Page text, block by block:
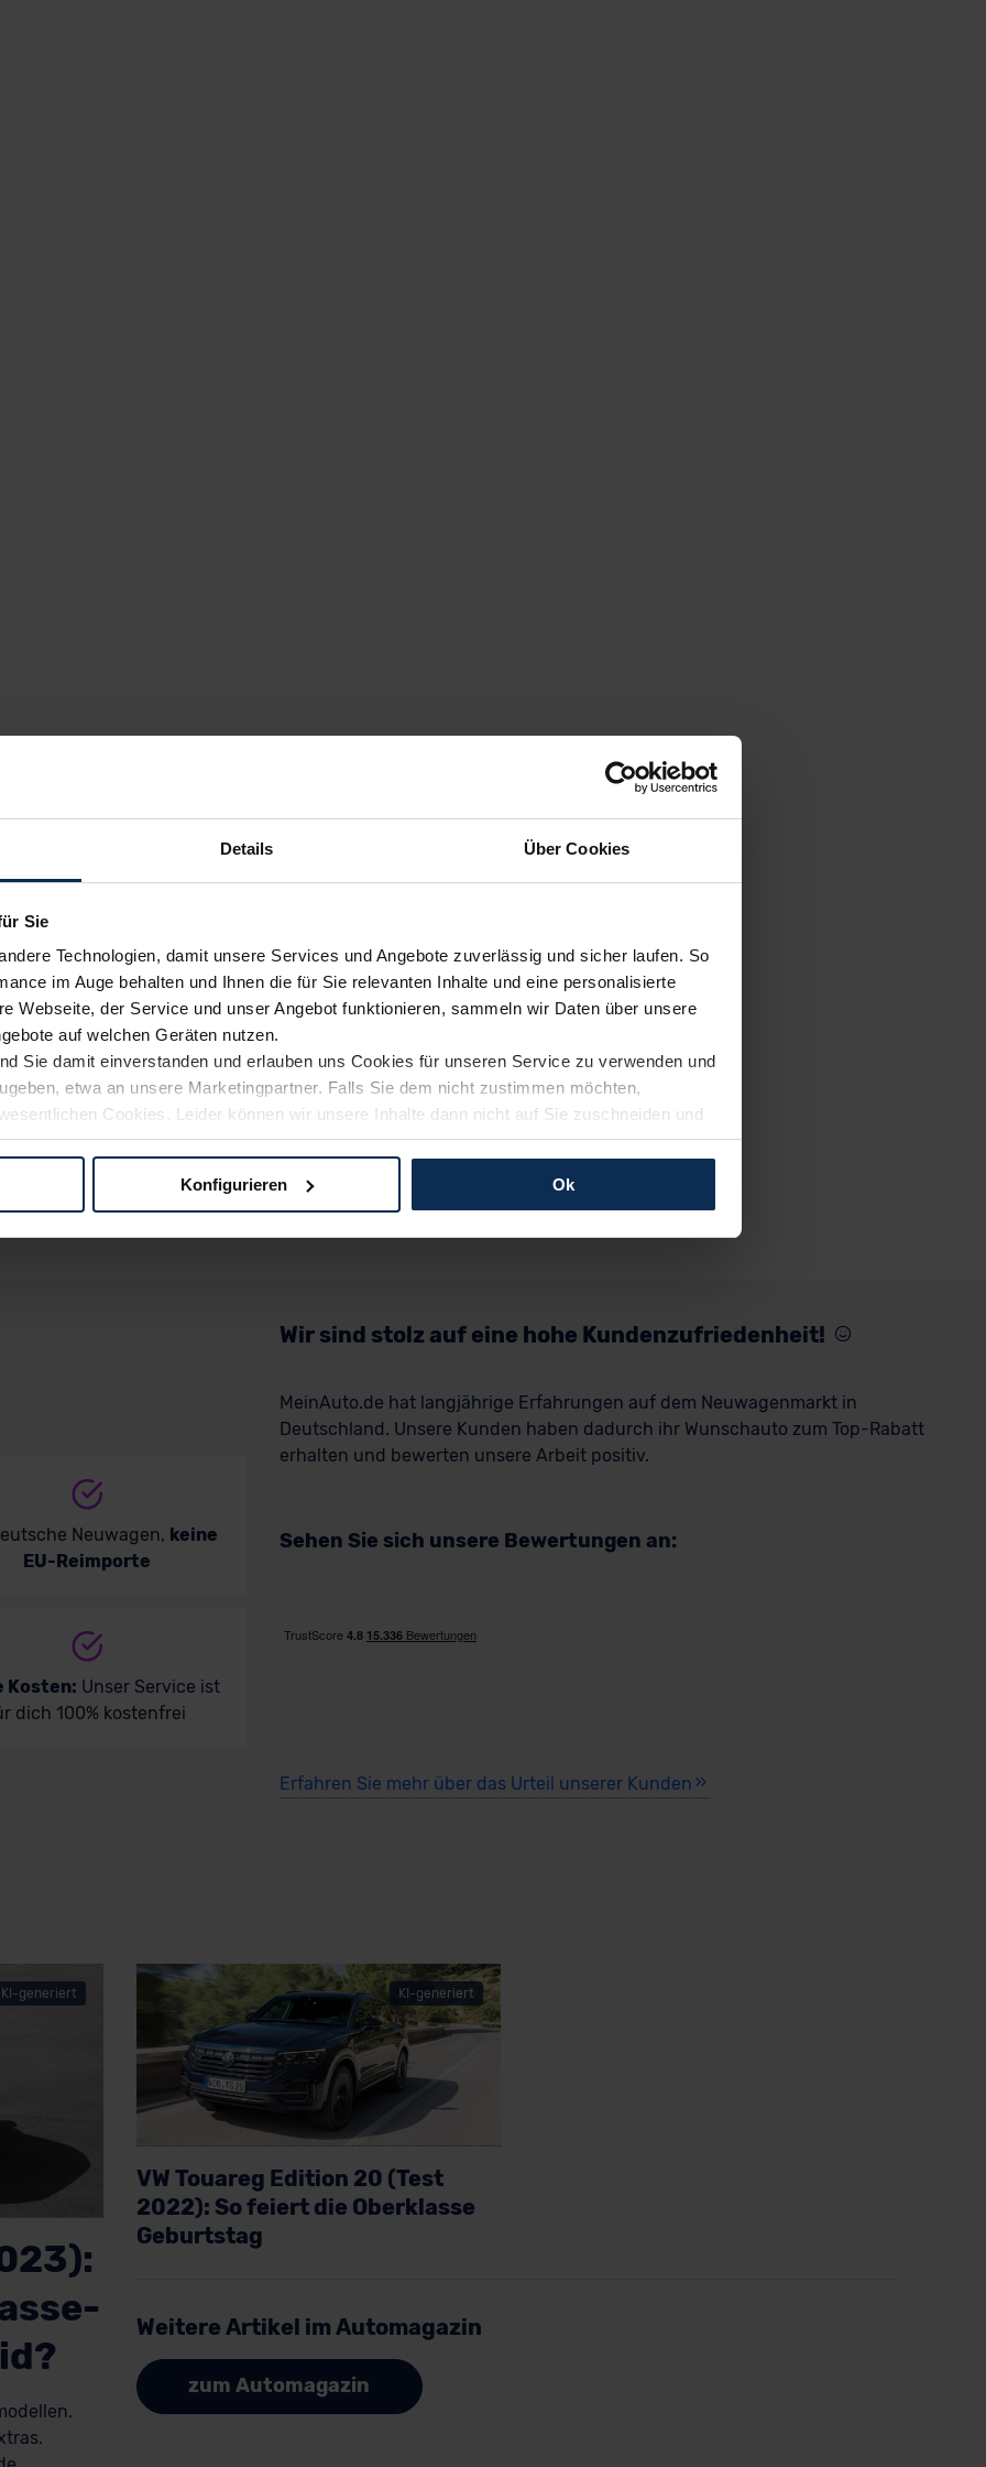
Details Über Cookies
Sie
Technologien, damit unsere Services und Angebote zuverlässig und sicher laufen. So
im Auge behalten und Ihnen die für Sie relevanten Inhalte und eine personalisierte
Webseite, der Service und unser Angebot funktionieren, sammeln wir Daten über unsere
auf welchen Geräten nutzen.
Sie damit einverstanden und erlauben uns Cookies für unseren Service zu verwenden und
etwa an unsere Marketingpartner. Falls Sie dem nicht zustimmen möchten,
Cookies. Leider können wir unsere Inhalte dann nicht auf Sie zuschneiden und
Weg zu Ihrem Neuwagen unterstützen. Sie können die Einstellungen jederzeit anpassen
Sie hierzu Ihre Einwilligung freiwillig erteilen. Nähere Informationen zu den bestehenden
Konfigurieren Ok
Neuwagen, keine
EU-Reimporte
Kosten: Unser Service ist
dich 100% kostenfrei
Wir sind stolz auf eine hohe Kundenzufriedenheit!
MeinAuto.de hat langjährige Erfahrungen auf dem Neuwagenmarkt in
Deutschland. Unsere Kunden haben dadurch ihr Wunschauto zum Top-Rabatt
erhalten und bewerten unsere Arbeit positiv.
Sehen Sie sich unsere Bewertungen an:
Erfahren Sie mehr über das Urteil unserer Kunden
KI-generiert KI-generiert
VW Touareg Edition 20 (Test
2022): So feiert die Oberklasse
Geburtstag
Weitere Artikel im Automagazin
zum Automagazin